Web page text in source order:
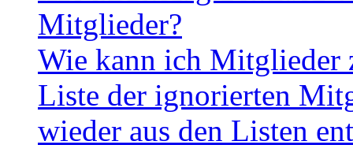
Mitglieder?
Wie kann ich Mitglieder
Liste der ignorierten
wieder aus den Listen